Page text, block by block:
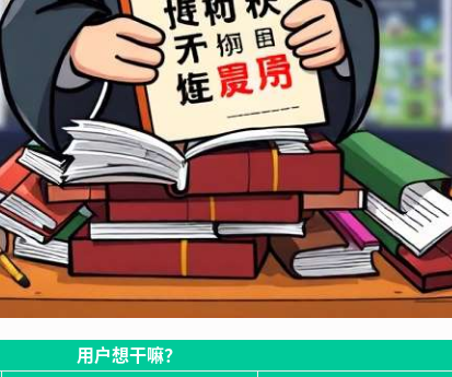
用户想干嘛？